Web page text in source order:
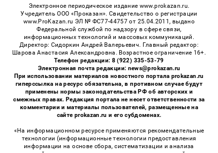
Электронное периодическое издание www.prokazan.ru.
Учредитель ООО «Проказан». Cвидетельство о регистрации
www.ProKazan.ru ЭЛ № ФС77-44757 от 25.04.2011, выдано
Федеральной службой по надзору в сфере связи,
информационных технологий и массовых коммуникаций.
Директор: Сидоркин Андрей Валерьевич. Главный редактор:
Шарова Анастасия Александровна. Возрастное ограничение 16+.
Телефон редакции: 8 (922) 335-53-79
Электронная почта редакции: news@prokazan.ru
При использовании материалов новостного портала prokazan.ru
гиперссылка на ресурс обязательна, в противном случае будут
применены нормы законодательства РФ об авторских и
смежных правах. Редакция портала не несет ответственности за
комментарии и материалы пользователей, размещенные на
сайте prokazan.ru и его субдоменах.
«На информационном ресурсе применяются рекомендательные
технологии (информационные технологии предоставления
информации на основе сбора, систематизации и анализа